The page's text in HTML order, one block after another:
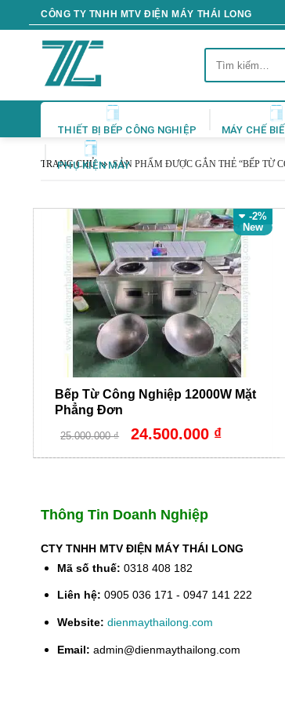
to
CÔNG TY TNHH MTV ĐIỆN MÁY THÁI LONG
THIẾT BỊ BẾP CÔNG NGHIỆP MÁY CHẾ
PHỤ KIỆN MÁY
TRANG CHỦ SẢN PHẨM ĐƯỢC GẮN THẺ “BẾP TỪ
-2%
New
Bếp Từ Công Nghiệp 12000W Mặt
Phẳng Đơn
25.000.000₫
Giá
gốc
24.500.000 ₫Giá
hiện
Thông Tin Doanh Nghiệp
CTY TNHH MTV ĐIỆN MÁY THÁI LONG
Mã số thuế: 0318 408 182
Liên hệ: 0905 036 171 - 0947 141 222
Website: dienmaythailong.com
Email: admin@dienmaythailong.com